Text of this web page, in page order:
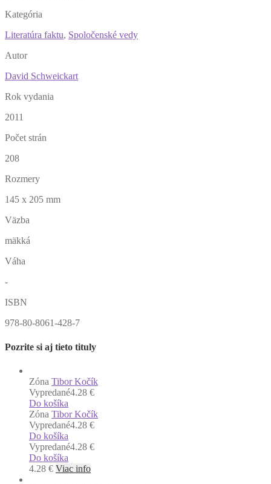
Kategória
Literatúra faktu, Spoločenské vedy
Autor
David Schweickart
Rok vydania
2011
Počet strán
208
Rozmery
145 x 205 mm
Väzba
mäkká
Váha
-
ISBN
978-80-8061-428-7
Pozrite si aj tieto tituly
Zóna Tibor Kočík
Vypredané4.28 €
Do košíka
Zóna Tibor Kočík
Vypredané4.28 €
Do košíka
Vypredané4.28 €
Do košíka
4.28 € Viac info